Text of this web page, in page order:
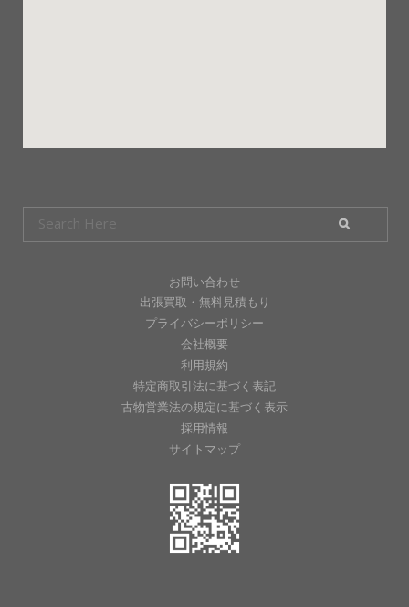
お問い合わせ
出張買取・無料見積もり
プライバシーポリシー
会社概要
利用規約
特定商取引法に基づく表記
古物営業法の規定に基づく表示
採用情報
サイトマップ